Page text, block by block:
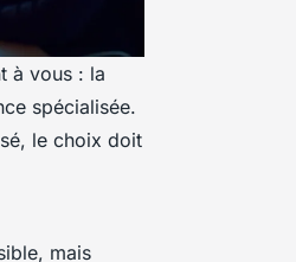
à vous : la
spécialisée.
le choix doit
mais